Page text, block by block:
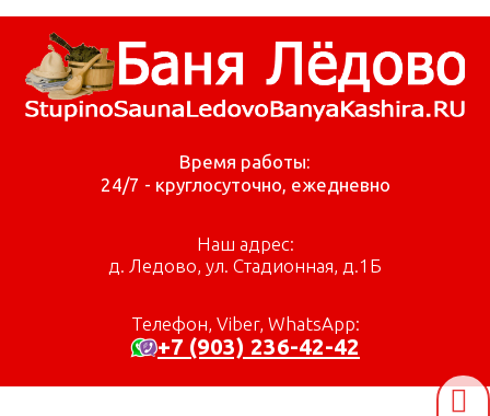
Время работы:
24/7 - круглосуточно, ежедневно
Наш адрес:
д. Ледово, ул. Стадионная, д.1Б
Телефон, Viber, WhatsApp:
+7 (903) 236-42-42